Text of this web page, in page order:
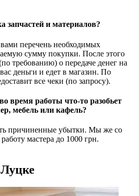
запчастей и материалов?
перечень необходимых
сумму покупки. После этого
требованию) о передаче денег на
деньги и едет в магазин. По
все чеки (по запросу).
время работы что-то разобьет
мебель или кафель?
причиненные убытки. Мы же со
мастера до 1000 грн.